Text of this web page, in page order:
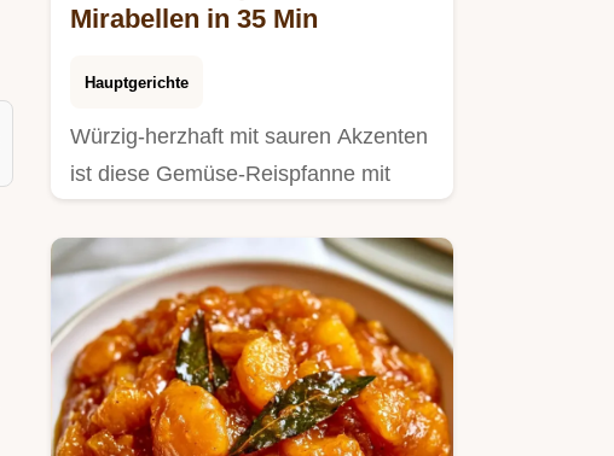
Mirabellen in 35 Min
Hauptgerichte
Würzig-herzhaft mit sauren Akzenten
ist diese Gemüse-Reispfanne mit